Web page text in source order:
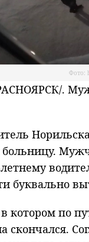
Фото:
.
буквально
котором по
скончался.